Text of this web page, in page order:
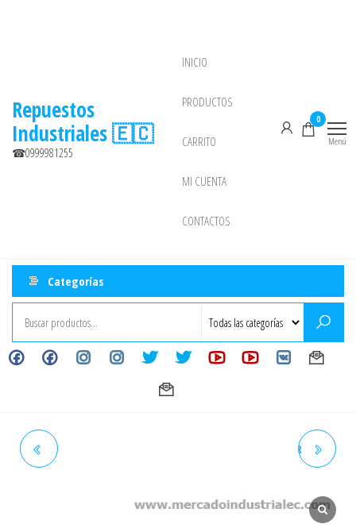
Repuestos
Industriales 🇪🇨
☎0999981255
INICIO
PRODUCTOS
CARRITO
MI CUENTA
CONTACTOS
0
Menú
Categorías
CRUZ INOXIDABLE SOLDAR